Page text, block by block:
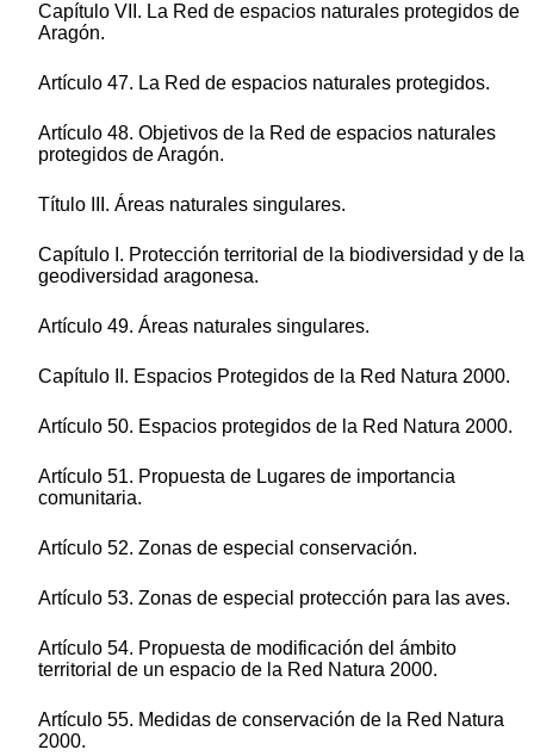
Capítulo VII. La Red de espacios naturales protegidos de
Aragón.
Artículo 47. La Red de espacios naturales protegidos.
Artículo 48. Objetivos de la Red de espacios naturales
protegidos de Aragón.
Título III. Áreas naturales singulares.
Capítulo I. Protección territorial de la biodiversidad y de la
geodiversidad aragonesa.
Artículo 49. Áreas naturales singulares.
Capítulo II. Espacios Protegidos de la Red Natura 2000.
Artículo 50. Espacios protegidos de la Red Natura 2000.
Artículo 51. Propuesta de Lugares de importancia
comunitaria.
Artículo 52. Zonas de especial conservación.
Artículo 53. Zonas de especial protección para las aves.
Artículo 54. Propuesta de modificación del ámbito
territorial de un espacio de la Red Natura 2000.
Artículo 55. Medidas de conservación de la Red Natura
2000.